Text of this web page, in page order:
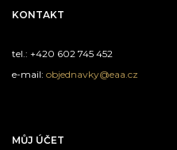
KONTAKT
tel.: +420 602 745 452
e-mail: objednavky@eaa.cz
MŮJ ÚČET